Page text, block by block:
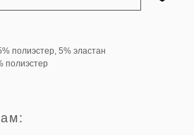
полиэстер, 5% эластан
полиэстер